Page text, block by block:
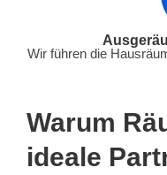
Wir führen die
Warum
ideale